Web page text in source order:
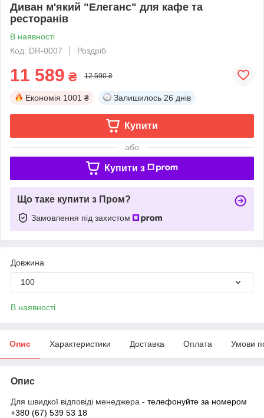
Диван м'який "Елеганс" для кафе та
ресторанів
В наявності
Код: DR-0007
Роздріб
11 589 ₴ 12 590 ₴
Економія 1001 ₴ Залишилось 26 днів
Купити
або
Купити з
Що таке купити з Пром?
Замовлення під захистом
Довжина
100
В наявності
Опис Характеристики Доставка Оплата Умови
Опис
Для швидкої відповіді менеджера - телефонуйте за номером
+380 (67) 539 53 18